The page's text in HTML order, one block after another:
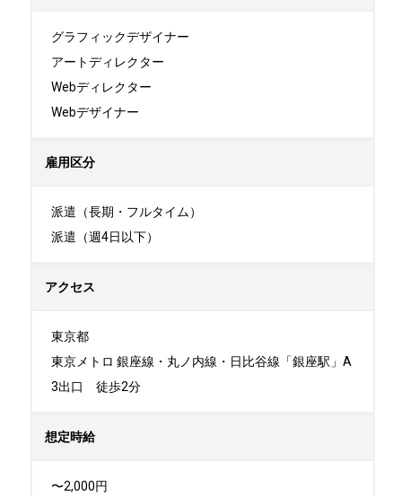
グラフィックデザイナー
アートディレクター
Webディレクター
Webデザイナー
雇用区分
派遣（長期・フルタイム）
派遣（週4日以下）
アクセス
東京都
東京メトロ 銀座線・丸ノ内線・日比谷線「銀座駅」A
3出口　徒歩2分
想定時給
〜2,000円